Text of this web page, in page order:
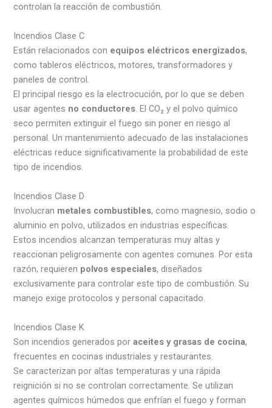
controlan la reacción de combustión.
Incendios Clase C
Están relacionados con equipos eléctricos energizados,
como tableros eléctricos, motores, transformadores y
paneles de control.
El principal riesgo es la electrocución, por lo que se deben
usar agentes no conductores. El CO₂ y el polvo químico
seco permiten extinguir el fuego sin poner en riesgo al
personal. Un mantenimiento adecuado de las instalaciones
eléctricas reduce significativamente la probabilidad de este
tipo de incendios.
Incendios Clase D
Involucran metales combustibles, como magnesio, sodio o
aluminio en polvo, utilizados en industrias específicas.
Estos incendios alcanzan temperaturas muy altas y
reaccionan peligrosamente con agentes comunes. Por esta
razón, requieren polvos especiales, diseñados
exclusivamente para controlar este tipo de combustión. Su
manejo exige protocolos y personal capacitado.
Incendios Clase K
Son incendios generados poraceites y grasas de cocina,
frecuentes en cocinas industriales y restaurantes.
Se caracterizan por altas temperaturas y una rápida
reignición si no se controlan correctamente. Se utilizan
agentes químicos húmedos que enfrían el fuego y forman